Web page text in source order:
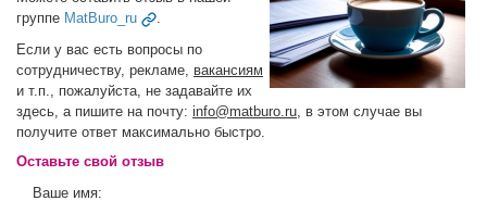
группе MatBuro_ru
.
Если у вас есть вопросы по
сотрудничеству, рекламе, вакансиям
и т.п., пожалуйста, не задавайте их
здесь, а пишите на почту: info@matburo.ru, в этом случае вы
получите ответ максимально быстро.
Оставьте свой отзыв
Ваше имя: